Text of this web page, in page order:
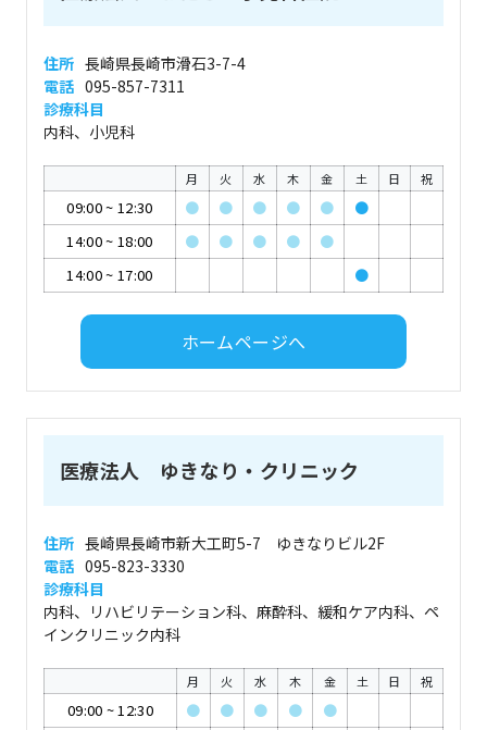
住所 長崎県長崎市滑石3-7-4
電話 095-857-7311
診療科目
内科、小児科
月 火 水 木 金 土 日 祝
09:00~ 12:30 ● ● ● ● ●
●
14:00~ 18:00 ● ● ● ●
●
14:00~ 17:00 ●
ホームページへ
医療法人 ゆきなり・クリニック
住所 長崎県長崎市新大工町5-7 ゆきなりビル2F
電話 095-823-3330
診療科目
内科、リハビリテーション科、麻酔科、緩和ケア内科、ペ
インクリニック内科
月 火 水 木 金 土 日 祝
09:00 ~12:30 ● ● ● ● ●